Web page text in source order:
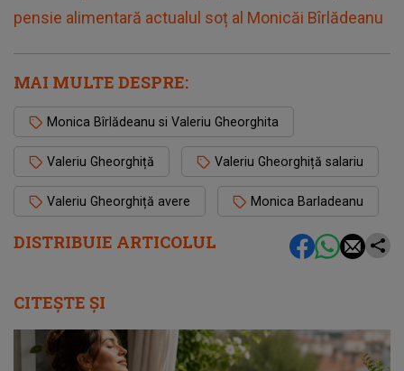
DISTRIBUIE ARTICOLUL
pensie alimentară actualul soț al Monicăi Bîrlădeanu
MAI MULTE DESPRE:
Monica Bîrlădeanu si Valeriu Gheorghita
Valeriu Gheorghiță Valeriu Gheorghiță salariu
Valeriu Gheorghiță avere Monica Barladeanu
CITEȘTE ȘI